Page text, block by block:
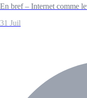
En bref – Internet comme
31 Juil